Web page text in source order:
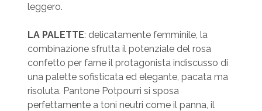
leggero.
LA PALETTE: delicatamente femminile, la
combinazione sfrutta il potenziale del rosa
confetto per farne il protagonista indiscusso di
una palette sofisticata ed elegante, pacata ma
risoluta. Pantone Potpourri si sposa
perfettamente a toni neutri come il panna, il